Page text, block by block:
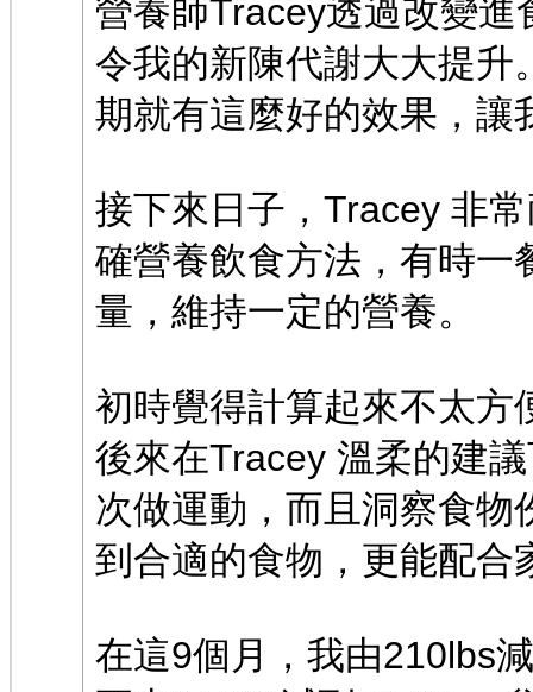
營養師Tracey透過改變
令我的新陳代謝大大提升
期就有這麼好的效果，讓
接下來日子，Tracey 非
確營養飲食方法，有時一
量，維持一定的營養。
初時覺得計算起來不太方
後來在Tracey 溫柔的建
次做運動，而且洞察食物
到合適的食物，更能配合
在這9個月，我由210lbs